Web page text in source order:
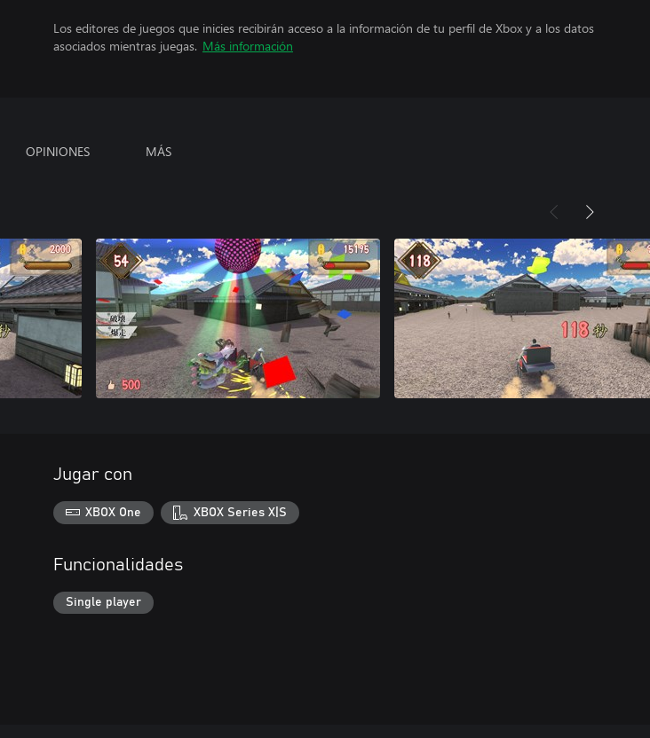
Los editores de juegos que inicies recibirán acceso a la información de tu perfil de Xbox y a los datos
asociados mientras juegas. Más información
OPINIONES MÁS
Jugar con
XBOX One XBOX Series X|S
Funcionalidades
Single player